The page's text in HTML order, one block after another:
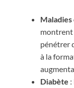
montrent
pénétrer
à la
Diabète